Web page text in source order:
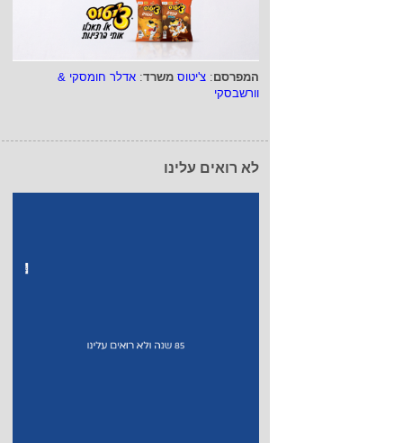
המפרסם: צ'יטוס משרד: אדלר חומסקי &
וורשבסקי
לא רואים עלינו